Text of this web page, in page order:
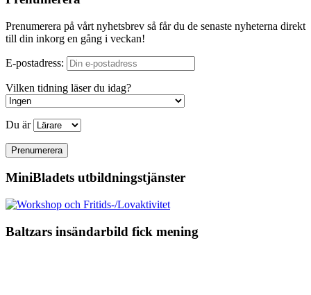
Prenumerera på vårt nyhetsbrev så får du de senaste nyheterna direkt
till din inkorg en gång i veckan!
E-postadress:
Vilken tidning läser du idag?
Du är
MiniBladets utbildningstjänster
Baltzars insändarbild fick mening